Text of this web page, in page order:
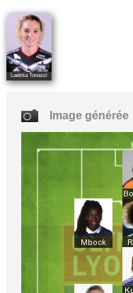
Laëtitia Tonazzi
Image générée